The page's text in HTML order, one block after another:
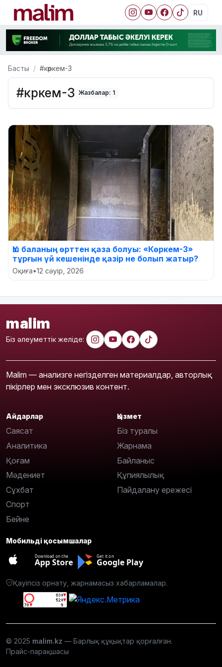
RU
Басты #көркем-3
#көркем-3 Жазбалар: 1
Үш баланың өрттен қаза болуы: «Көркем-3»
тұрғын үй кешенінде қазір не болып жатыр?
Оқиға•12 сәуір, 2026
malim
Біз әлеуметтік желіде:
Malim — анализге негізделген материалдар, авторлық
пікірлер мен эксклюзив контент.
Айдарлар
Саясат
Аналитика
Қоғам
Мәдениет
Сұхбат
Спорт
Бейне
Қызмет
Біз туралы
Жарнама
Байланыс
Құпиялылық
Пайдалану ережесі
Мобильді қосымшалар
Download on the
App Store
Get it on
Google Play
Қауіпсіз орнату, жарнамасыз хабарламалар.
© 2025 malim.kz — Барлық құқықтар қорғалған.
Прайс-парақшасы